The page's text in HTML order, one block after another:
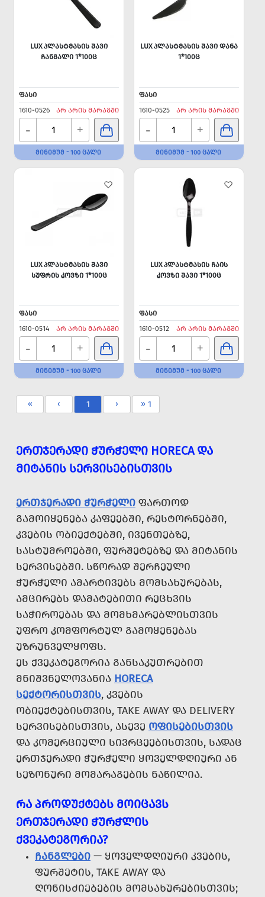
LUX ᲞᲚᲐᲡᲢᲛᲐᲡᲘᲡ ᲨᲐᲕᲘ
ᲩᲐᲜᲒᲐᲚᲘ 1*100Ც
ᲤᲐᲡᲘ
1610-0526
ᲐᲠ ᲐᲠᲘᲡ ᲛᲐᲠᲐᲒᲨᲘ
- +
ᲛᲘᲜᲘᲛᲣᲛ - 100 ᲪᲐᲚᲘ
LUX ᲞᲚᲐᲡᲢᲛᲐᲡᲘᲡ ᲨᲐᲕᲘ ᲓᲐᲜᲐ
1*100Ც
ᲤᲐᲡᲘ
1610-0525
ᲐᲠ ᲐᲠᲘᲡ ᲛᲐᲠᲐᲒᲨᲘ
- +
ᲛᲘᲜᲘᲛᲣᲛ - 100 ᲪᲐᲚᲘ
LUX ᲞᲚᲐᲡᲢᲛᲐᲡᲘᲡ ᲨᲐᲕᲘ
ᲡᲣᲤᲠᲘᲡ ᲙᲝᲕᲖᲘ 1*100Ც
ᲤᲐᲡᲘ
1610-0514
ᲐᲠ ᲐᲠᲘᲡ ᲛᲐᲠᲐᲒᲨᲘ
- +
ᲛᲘᲜᲘᲛᲣᲛ - 100 ᲪᲐᲚᲘ
LUX ᲞᲚᲐᲡᲢᲛᲐᲡᲘᲡ ᲩᲐᲘᲡ
ᲙᲝᲕᲖᲘ ᲨᲐᲕᲘ 1*100Ც
ᲤᲐᲡᲘ
1610-0512
ᲐᲠ ᲐᲠᲘᲡ ᲛᲐᲠᲐᲒᲨᲘ
- +
ᲛᲘᲜᲘᲛᲣᲛ - 100 ᲪᲐᲚᲘ
« ‹ 1 › » 1
ᲔᲠᲗᲯᲔᲠᲐᲓᲘ ᲭᲣᲠᲭᲔᲚᲘ HORECA ᲓᲐ
ᲛᲘᲢᲐᲜᲘᲡ ᲡᲔᲠᲕᲘᲡᲔᲑᲘᲡᲗᲕᲘᲡ
ᲔᲠᲗᲯᲔᲠᲐᲓᲘ ᲭᲣᲠᲭᲔᲚᲘ ᲤᲐᲠᲗᲝᲓ
ᲒᲐᲛᲝᲘᲧᲔᲜᲔᲑᲐ ᲙᲐᲤᲔᲔᲑᲨᲘ, ᲠᲔᲡᲢᲝᲠᲜᲔᲑᲨᲘ,
ᲙᲕᲔᲑᲘᲡ ᲝᲑᲘᲔᲥᲢᲔᲑᲨᲘ, ᲘᲕᲔᲜᲗᲔᲑᲖᲔ,
ᲡᲐᲡᲢᲣᲛᲠᲝᲔᲑᲨᲘ, ᲤᲣᲠᲨᲔᲢᲔᲑᲖᲔ ᲓᲐ ᲛᲘᲢᲐᲜᲘᲡ
ᲡᲔᲠᲕᲘᲡᲔᲑᲨᲘ. ᲡᲬᲝᲠᲐᲓ ᲨᲔᲠᲩᲔᲣᲚᲘ
ᲭᲣᲠᲭᲔᲚᲘ ᲐᲛᲐᲠᲢᲘᲕᲔᲑᲡ ᲛᲝᲛᲡᲐᲮᲣᲠᲔᲑᲐᲡ,
ᲐᲛᲪᲘᲠᲔᲑᲡ ᲓᲐᲛᲐᲢᲔᲑᲘᲗᲘ ᲠᲔᲪᲮᲕᲘᲡ
ᲡᲐᲭᲘᲠᲝᲔᲑᲐᲡ ᲓᲐ ᲛᲝᲛᲮᲛᲐᲠᲔᲑᲚᲘᲡᲗᲕᲘᲡ
ᲣᲤᲠᲝ ᲙᲝᲛᲤᲝᲠᲢᲣᲚ ᲒᲐᲛᲝᲧᲔᲜᲔᲑᲐᲡ
ᲣᲖᲠᲣᲜᲕᲔᲚᲧᲝᲤᲡ.
ᲔᲡ ᲥᲕᲔᲙᲐᲢᲔᲒᲝᲠᲘᲐ ᲒᲐᲜᲡᲐᲙᲣᲗᲠᲔᲑᲘᲗ
ᲛᲜᲘᲨᲕᲜᲔᲚᲝᲕᲐᲜᲘᲐ HORECA
ᲡᲔᲥᲢᲝᲠᲘᲡᲗᲕᲘᲡ, ᲙᲕᲔᲑᲘᲡ
ᲝᲑᲘᲔᲥᲢᲔᲑᲘᲡᲗᲕᲘᲡ, TAKE AWAY ᲓᲐ DELIVERY
ᲡᲔᲠᲕᲘᲡᲔᲑᲘᲡᲗᲕᲘᲡ, ᲐᲡᲔᲕᲔ ᲝᲤᲘᲡᲔᲑᲘᲡᲗᲕᲘᲡ
ᲓᲐ ᲙᲝᲛᲔᲠᲪᲘᲣᲚᲘ ᲡᲘᲕᲠᲪᲔᲔᲑᲘᲡᲗᲕᲘᲡ, ᲡᲐᲓᲐᲪ
ᲔᲠᲗᲯᲔᲠᲐᲓᲘ ᲭᲣᲠᲭᲔᲚᲘ ᲧᲝᲕᲔᲚᲓᲦᲘᲣᲠᲘ ᲐᲜ
ᲡᲔᲖᲝᲜᲣᲠᲘ ᲛᲝᲛᲐᲠᲐᲒᲔᲑᲘᲡ ᲜᲐᲬᲘᲚᲘᲐ.
ᲠᲐ ᲞᲠᲝᲓᲣᲥᲢᲔᲑᲡ ᲛᲝᲘᲪᲐᲕᲡ
ᲔᲠᲗᲯᲔᲠᲐᲓᲘ ᲭᲣᲠᲭᲚᲘᲡ
ᲥᲕᲔᲙᲐᲢᲔᲒᲝᲠᲘᲐ?
ᲩᲐᲜᲒᲚᲔᲑᲘ — ᲧᲝᲕᲔᲚᲓᲦᲘᲣᲠᲘ ᲙᲕᲔᲑᲘᲡ,
ᲤᲣᲠᲨᲔᲢᲘᲡ, TAKE AWAY ᲓᲐ
ᲦᲝᲜᲘᲡᲫᲘᲔᲑᲔᲑᲘᲡ ᲛᲝᲛᲡᲐᲮᲣᲠᲔᲑᲘᲡᲗᲕᲘᲡ;